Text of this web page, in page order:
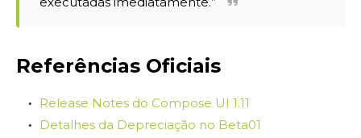
Referências Oficiais
Release Notes do Compose UI 1.11
Detalhes da Depreciação no Beta01